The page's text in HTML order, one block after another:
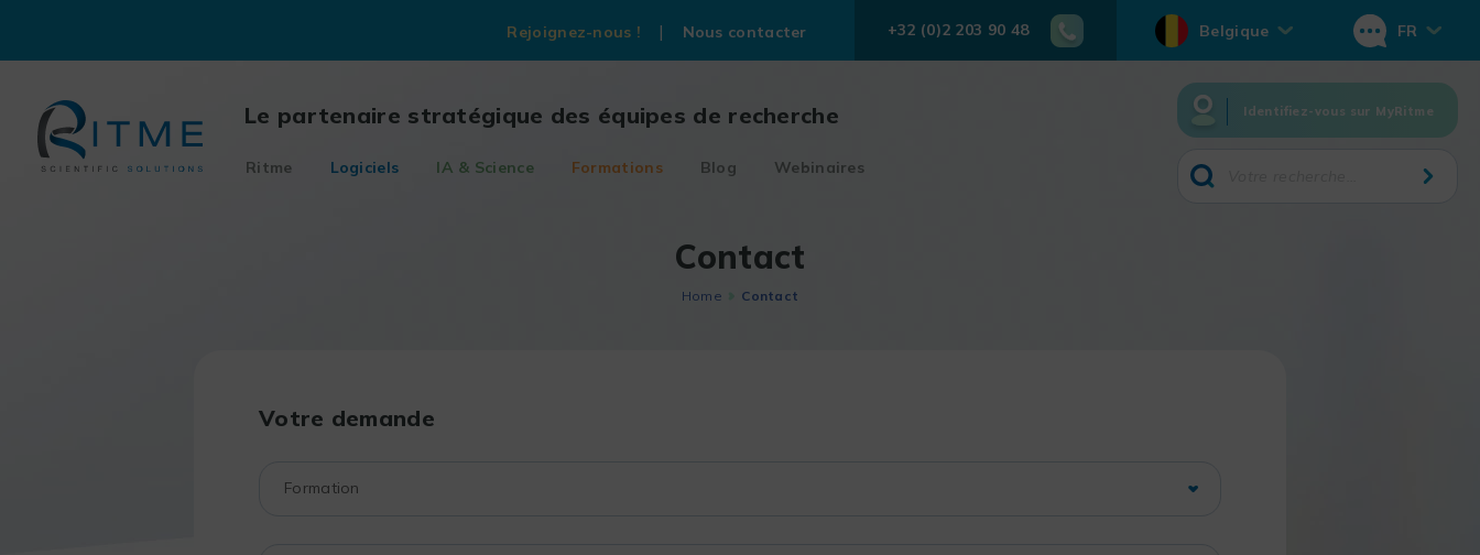
content
Rejoignez-nous ! Nous contacter +32 (0)2 203 90 48 Belgique FR
Le partenaire stratégique des équipes de recherche
Ritme Logiciels IA & Science Formations Blog Webinaires
Identifiez-vous sur MyRitme
Contact
Home Contact
Votre demande